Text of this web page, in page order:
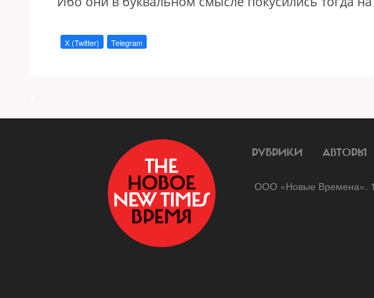
X (Twitter) Telegram
РУБРИКИ АВТОРЫ
ООО «Новые Времена».